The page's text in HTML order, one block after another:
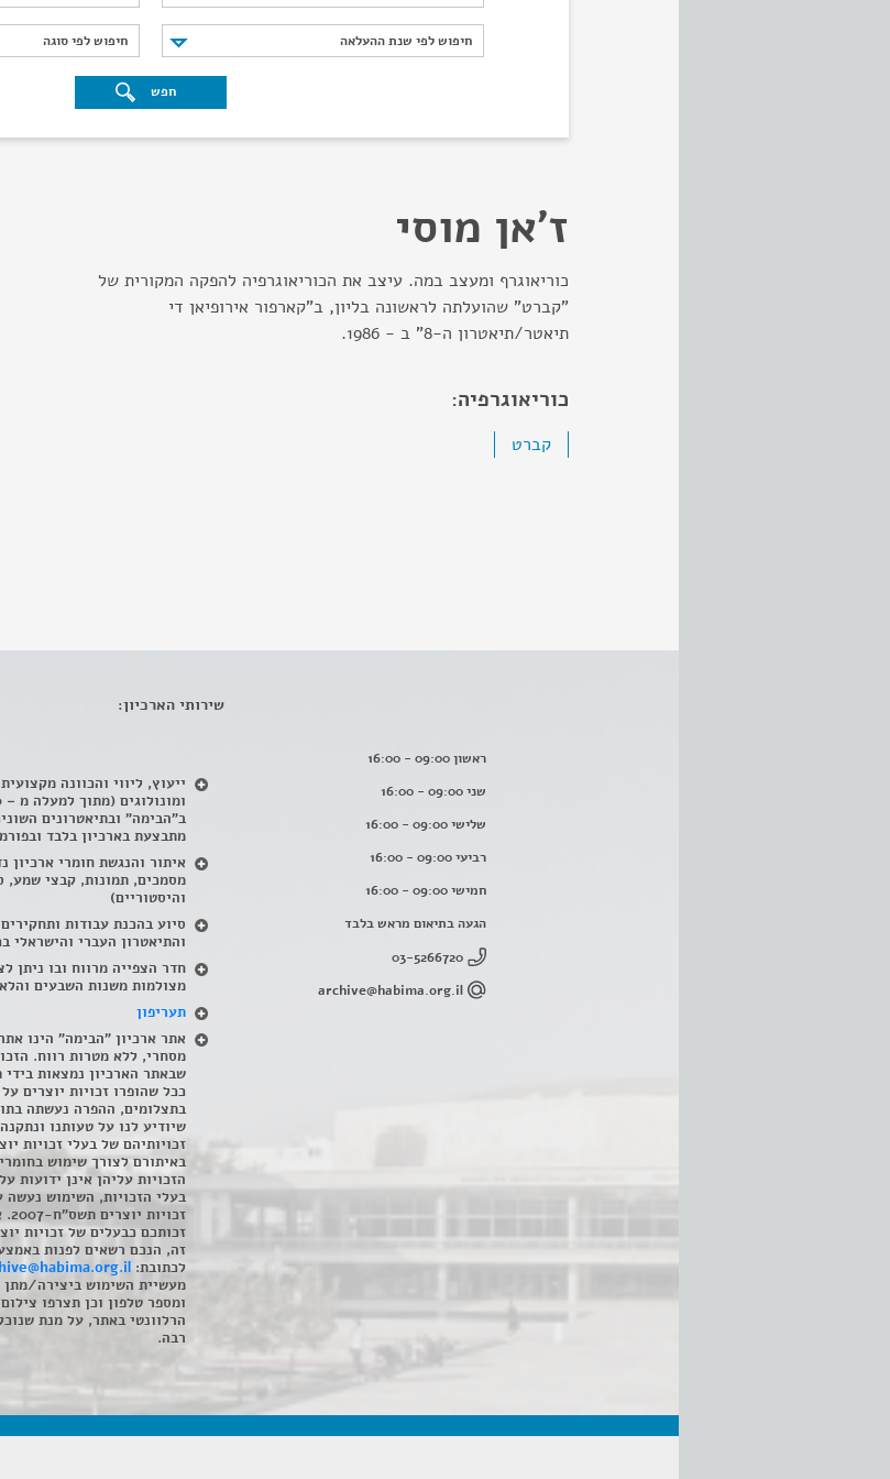
חיפוש לפי שנת ההעלאה
חיפוש לפי שנת ההעלאה חיפוש לפי סוגה
חיפוש לפי סוגה
חפש
ז'אן מוסי
כוריאוגרף ומעצב במה. עיצב את הכוריאוגרפיה להפקה המקורית של
"קברט" שהועלתה לראשונה בליון, ב"קארפור אירופיאן די
תיאטר/תיאטרון ה-8" ב - 1986.
כוריאוגרפיה:
קברט
ראשון 09:00 - 16:00
שני 09:00 - 16:00
שלישי 09:00 - 16:00
רביעי 09:00 - 16:00
חמישי 09:00 - 16:00
הגעה בתיאום מראש בלבד
03-5266720
archive@habima.org.il
שירותי הארכיון:
ייעוץ, ליווי והכוונה
ב"הבימה" ובתיאטרונים
מתבצעת בארכיון בלבד
איתור והנגשת חומרי ארכיון
מסמכים, תמונות, קבצי שמע,
והיסטוריים)
סיוע בהכנת עבודות
והתיאטרון העברי והישראלי
מצולמות משנות השבעים
תעריפון
אתר ארכיון "הבימה" הינו
מסחרי, ללא מטרות רווח.
שבאתר הארכיון נמצאות
ככל שהופרו זכויות יוצרים
בתצלומים, ההפרה נעשתה
שיודיע לנו על טעותנו
זכויותיהם של בעלי זכויות
באיתורם לצורך שימוש
הזכויות עליהן אינן ידועות
זכותכם כבעלים של זכויות
זה, הנכם רשאים לפנות
לכתובת:
מעשיית השימוש ביצירה/מתן
ומספר טלפון וכן תצרפו
הרלוונטי באתר, על מנת
רבה.